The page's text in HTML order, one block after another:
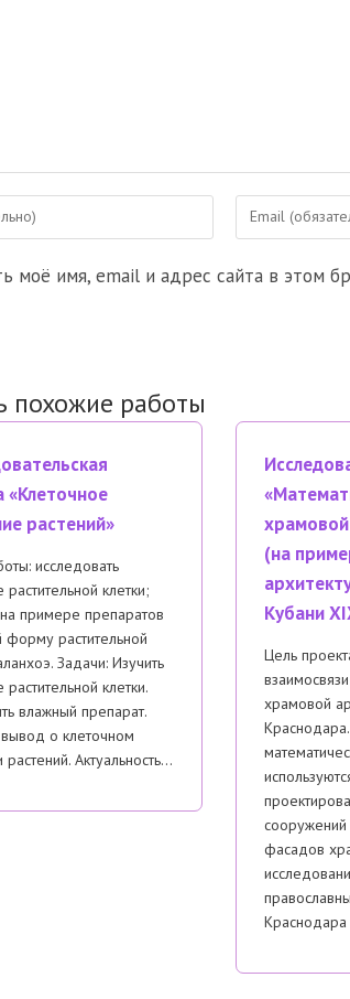
Введите
адрес,
моё имя, email и адрес сайта в этом
похожие работы
«Клеточное
растений»
исследовать
растительной клетки;
примере препаратов
форму растительной
Задачи: Изучить
растительной клетки.
влажный препарат.
о клеточном
растений. Актуальность…
(на
Кубани
Цель
храмовой
Краснодара.
фасадов